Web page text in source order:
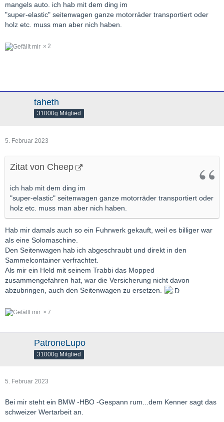
mangels auto. ich hab mit dem ding im
"super-elastic" seitenwagen ganze motorräder transportiert oder
holz etc. muss man aber nich haben.
2
taheth
31000g Mitglied
5. Februar 2023
Zitat von Cheep
ich hab mit dem ding im
"super-elastic" seitenwagen ganze motorräder transportiert oder
holz etc. muss man aber nich haben.
Hab mir damals auch so ein Fuhrwerk gekauft, weil es billiger war
als eine Solomaschine.
Den Seitenwagen hab ich abgeschraubt und direkt in den
Sammelcontainer verfrachtet.
Als mir ein Held mit seinem Trabbi das Mopped
zusammengefahren hat, war die Versicherung nicht davon
abzubringen, auch den Seitenwagen zu ersetzen.
7
PatroneLupo
31000g Mitglied
5. Februar 2023
Bei mir steht ein BMW -HBO -Gespann rum...dem Kenner sagt das
schweizer Wertarbeit an.